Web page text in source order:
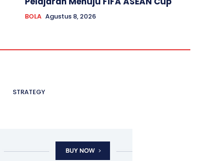
BOLA Agustus 8, 2026
STRATEGY